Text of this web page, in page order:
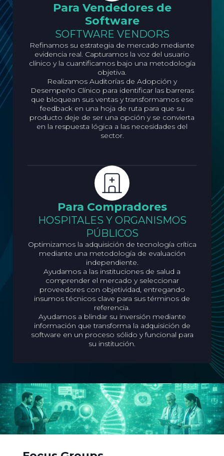
Para Vendedores de
Software
SOFTWARE VENDORS
Refinamos su estrategia de mercado mediante
evidencia real. Capturamos la voz del usuario
clínico y la cuantificamos bajo una metodología
objetiva.
Realizamos Auditorías de Adopción y
Desempeño Clínico para identificar las barreras
que bloquean sus ventas y transformamos ese
feedback en una hoja de ruta para que su
producto deje de ser una opción y se convierta
en la respuesta lógica a las necesidades del
sector.
Para Compradores
HOSPITALES Y ORGANISMOS
PÚBLICOS
Optimizamos la adquisición de tecnología crítica
mediante una metodología de evaluación
independiente.
Ayudamos a las instituciones de salud a
comprender el mercado y seleccionar
proveedores con objetividad, entregando
insumos técnicos clave para sus términos de
referencia.
Ayudamos a blindar su inversión mediante
información que transforma la adquisición de
software en un proceso sólido y funcional para
su institución.